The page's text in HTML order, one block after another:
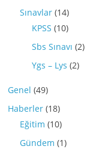
Sınavlar (14)
KPSS (10)
Sbs Sınavı (2)
Ygs – Lys (2)
Genel (49)
Haberler (18)
Eğitim (10)
Gündem (1)